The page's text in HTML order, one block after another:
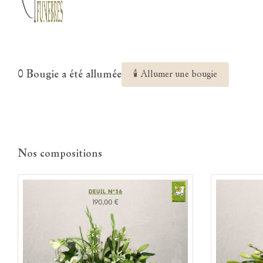
0 Bougie a été allumée 🕯 Allumer une bougie
Nos compositions